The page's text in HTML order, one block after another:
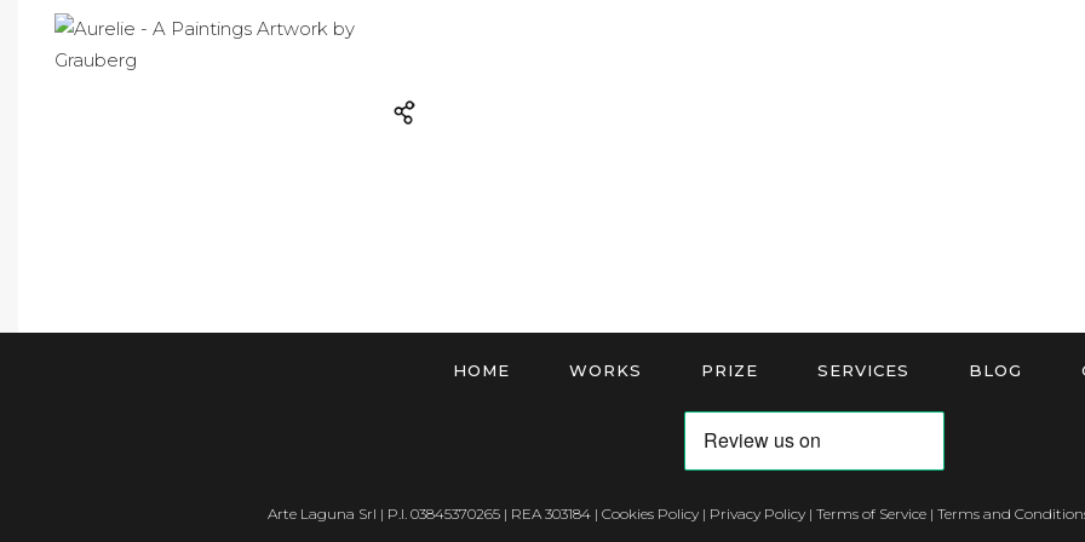
HOME WORKS PRIZE SERVICES BLOG
Arte Laguna Srl | P.I. 03845370265 | REA 303184 | Cookies Policy| Privacy Policy| Terms of Service| Terms and